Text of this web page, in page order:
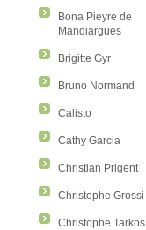
Bona Pieyre de
Mandiargues
Brigitte Gyr
Bruno Normand
Calisto
Cathy Garcia
Christian Prigent
Christophe Grossi
Christophe Tarkos